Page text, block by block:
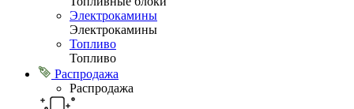
Электрокамины
Электрокамины
Топливо
Топливо
Распродажа
Распродажа